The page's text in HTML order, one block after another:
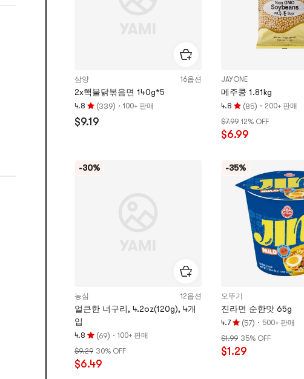
삼양 16옵션
2x핵불닭볶음면 140g*5
4.8
평
점
별,
(339) · 100+ 판매
$9.19
JAYONE
메주콩 1.81kg
4.8
평
점
4.8
별,
(85) · 200+ 판매
$7.99 12% OFF
$6.99
-30%
농심 12옵션
얼큰한 너구리, 4.2oz(120g), 4개
입
4.8
평
점
4.8
(69) · 100+ 판매
$9.29 30% OFF
$6.49
-35%
오뚜기
진라면 순한맛 65g
4.7
평
점
4.7
(57) · 500+ 판매
$1.99 35% OFF
$1.29